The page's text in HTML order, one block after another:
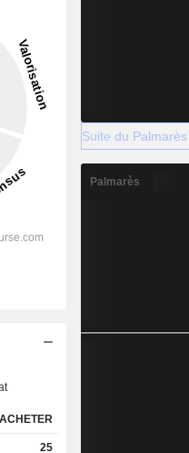
ACHETER
25
Suite du Palmarès
Palmarès